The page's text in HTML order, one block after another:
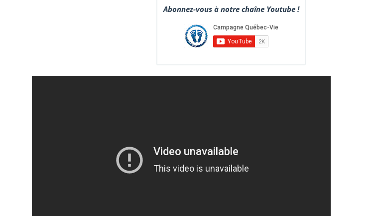
Abonnez-vous à notre chaîne Youtube !